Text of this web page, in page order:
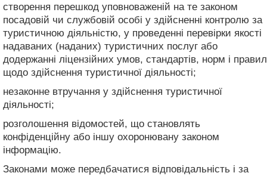
створення перешкод уповноваженій на те законом
посадовій чи службовій особі у здійсненні контролю за
туристичною діяльністю, у проведенні перевірки якості
надаваних (наданих) туристичних послуг або
додержанні ліцензійних умов, стандартів, норм і правил
щодо здійснення туристичної діяльності;
незаконне втручання у здійснення туристичної
діяльності;
розголошення відомостей, що становлять
конфіденційну або іншу охоронювану законом
інформацію.
Законами може передбачатися відповідальність і за